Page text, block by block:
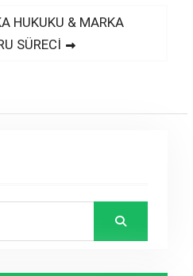
HUKUKU & MARKA
SÜRECİ